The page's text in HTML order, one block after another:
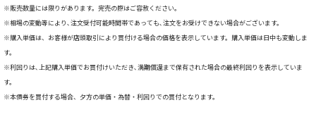
※販売数量には限りがあります。完売の際はご容赦ください。
※相場の変動等により､注文受付可能時間帯であっても､注文をお受けできない場合がございます。
※購入単価は、お客様が店頭取引により買付ける場合の価格を表示しています。購入単価は日中も変動しま
す。
※利回りは､上記購入単価でお買付けいただき､満期償還まで保有された場合の最終利回りを表示していま
す。
※本債券を買付する場合、夕方の単価・為替・利回りでの買付となります。